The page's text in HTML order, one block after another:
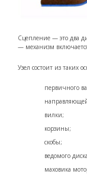
Сцепление — это два
— механизм
Узел состоит из таких
первичного
вилки;
корзины;
скобы;
ведомого
маховика